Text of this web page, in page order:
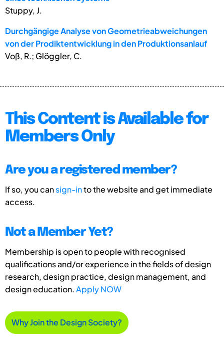
Stuppy, J.
Durchgängige Analyse von Geometrieabweichungen
von der Prodiktentwicklung in den Produktionsanlauf
Voß, R.; Glöggler, C.
This Content is Available for
Members Only
Are you a registered member?
If so, you cansign-into the website and get immediate
access.
Not a Member Yet?
Membership is open to people with recognised
qualifications and/or experience in the fields of design
research, design practice, design management, and
design education.Apply NOW
Why Join the Design Society?